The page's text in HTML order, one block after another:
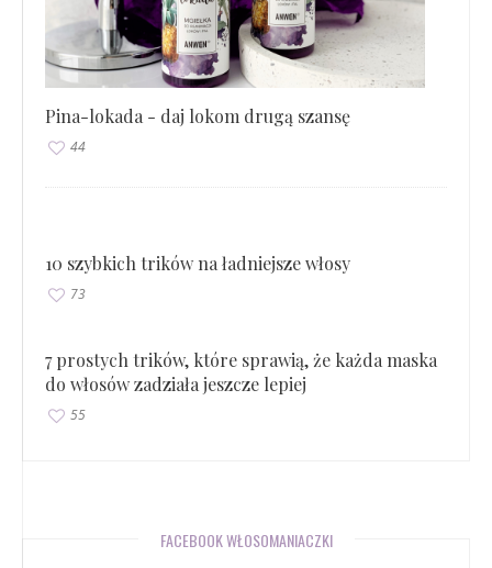
Pina-lokada - daj lokom drugą szansę
44
10 szybkich trików na ładniejsze włosy
73
7 prostych trików, które sprawią, że każda maska
do włosów zadziała jeszcze lepiej
55
FACEBOOK WŁOSOMANIACZKI